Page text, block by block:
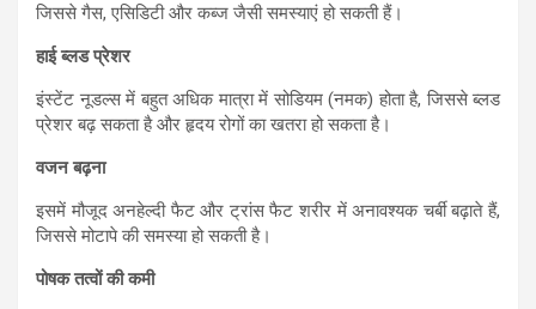
जिससे गैस, एसिडिटी और कब्ज जैसी समस्याएं हो सकती हैं।
हाई ब्लड प्रेशर
इंस्टेंट नूडल्स में बहुत अधिक मात्रा में सोडियम (नमक) होता है, जिससे ब्लड
प्रेशर बढ़ सकता है और हृदय रोगों का खतरा हो सकता है।
वजन बढ़ना
इसमें मौजूद अनहेल्दी फैट और ट्रांस फैट शरीर में अनावश्यक चर्बी बढ़ाते हैं,
जिससे मोटापे की समस्या हो सकती है।
पोषक तत्वों की कमी